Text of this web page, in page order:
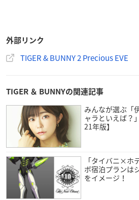
外部リンク
TIGER & BUNNY 2 Precious EVE
TIGER ＆ BUNNYの関連記事
みんなが選ぶ「
ャラといえば？
21年版】
「タイバニ×ホ
ボ宿泊プランは
をイメージ！